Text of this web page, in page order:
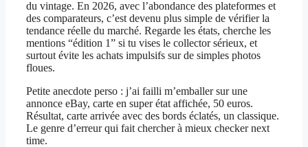
du vintage. En 2026, avec l’abondance des plateformes et
des comparateurs, c’est devenu plus simple de vérifier la
tendance réelle du marché. Regarde les états, cherche les
mentions “édition 1” si tu vises le collector sérieux, et
surtout évite les achats impulsifs sur de simples photos
floues.
Petite anecdote perso : j’ai failli m’emballer sur une
annonce eBay, carte en super état affichée, 50 euros.
Résultat, carte arrivée avec des bords éclatés, un classique.
Le genre d’erreur qui fait chercher à mieux checker next
time.